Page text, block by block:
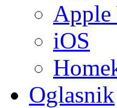
Apple
iOS
Oglasnik